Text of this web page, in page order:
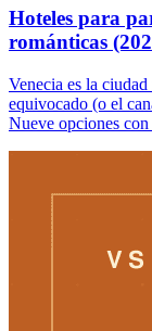
Hoteles para
románticas
Venecia es la
equivocado (o el
Nueve opciones